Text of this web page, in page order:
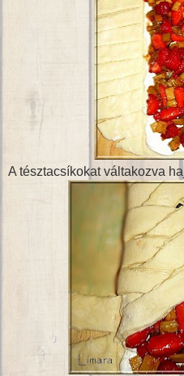
A tésztacsíkokat váltakozva